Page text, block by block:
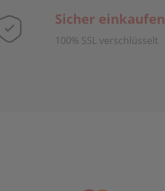
Sicher einkaufen
100% SSL verschlüsselt